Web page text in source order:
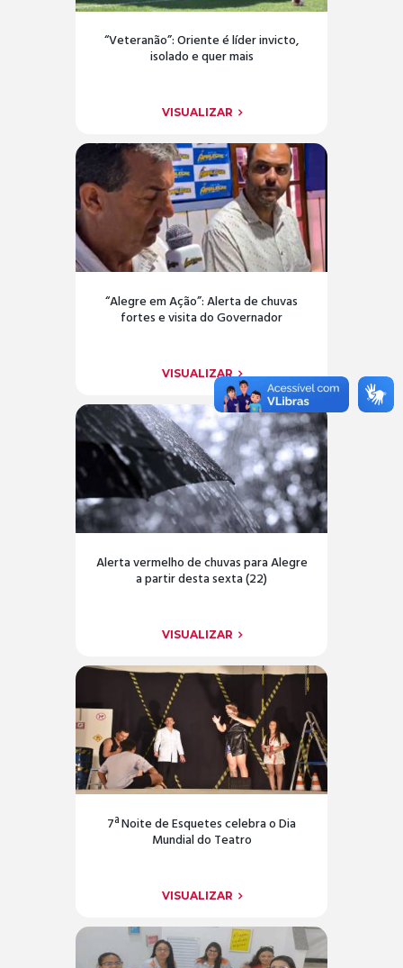
“Veteranão”: Oriente é líder invicto,
isolado e quer mais
VISUALIZAR
“Alegre em Ação”: Alerta de chuvas
fortes e visita do Governador
VISUALIZAR
Alerta vermelho de chuvas para Alegre
a partir desta sexta (22)
VISUALIZAR
7ª Noite de Esquetes celebra o Dia
Mundial do Teatro
VISUALIZAR